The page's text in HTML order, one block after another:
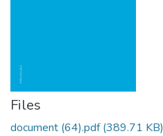
Files
document (64).pdf(389.71 KB)